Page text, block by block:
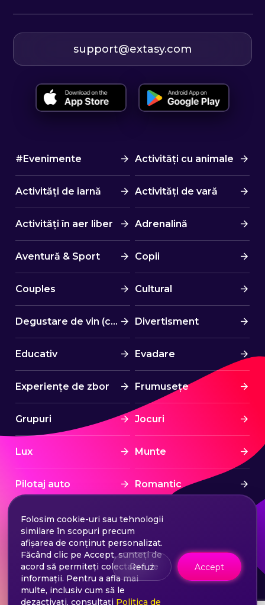
support@extasy.com
#Evenimente Activități cu animale
Activități de iarnă Activități de vară
Activități în aer liber Adrenalină
Aventură & Sport Copii
Couples Cultural
Degustare de vin (cină) Divertisment
Educativ Evadare
Experiențe de zbor Frumusețe
Grupuri Jocuri
Lux Munte
Pilotaj auto Romantic
Spa & Wellness Sport
Sporturi nautice Stress Free
Tratament Turism
Folosim cookie-uri sau tehnologii
similare în scopuri precum
afișarea de conținut personalizat.
Făcând clic pe Accept, sunteți de
acord să permiteți colectarea de
informații. Pentru a afla mai
multe, inclusiv cum să le
dezactivați, consultați Politica de
Refuz Accept